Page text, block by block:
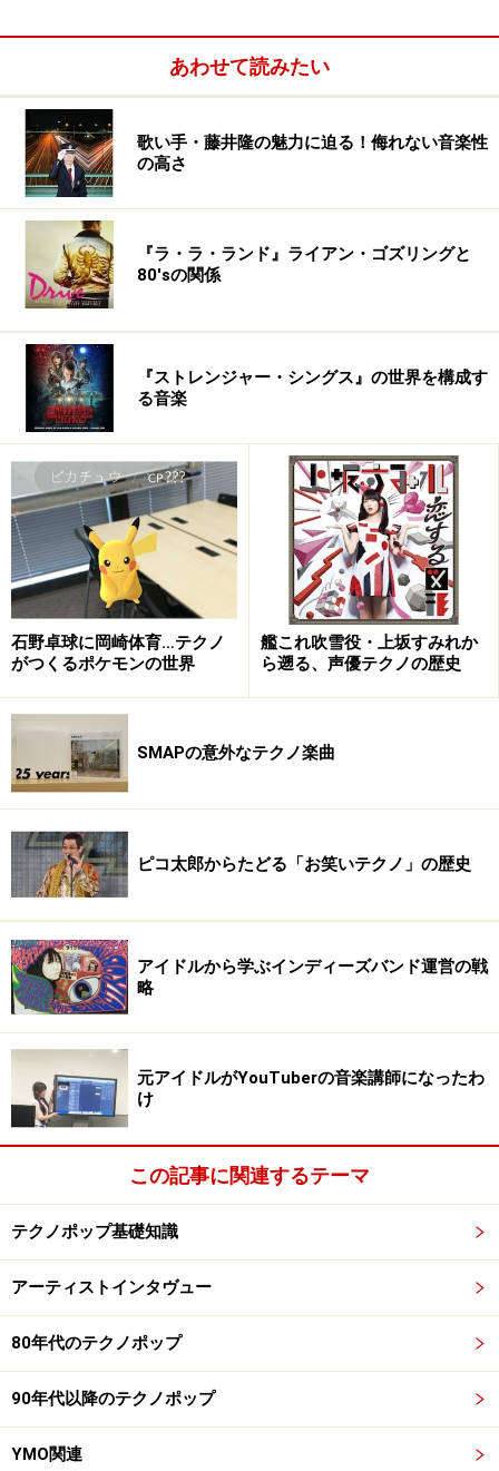
Secret Diary
01. Fighting For Life
02. The Energy Storm featuring Minitel Rose
03. When You Smile
04. Secret Diary
05. Desire
06. Gate Number 5
07. Something Wrong Tonight
08. Burning By The Stars
09. She Never Came Back featuring Electric Youth
10. I Think About It
11. The Golden Messenger
12. Fantasy Park featuring Anoraak
13. I Need A Better Engine
14. End Theme
Teenage Color（ジャケ）
CD2(Teenage Color EP):
03. My Secret Romance
04. The Drone
楽曲的には、80年代のアメリカ映画やTVドラマのサント
「Secret Diary」など重厚シンセ中心のインスト曲も多
く、「ナイトライダー」「マイアミ・ヴァイス」などが
イメージですね。デジタル配信のみですが、VALERIE軍
団や後述のKeenhouseなどによるリミックス曲集
『Secret Diary Remixed』も発売中です。
※記事内容は執筆時点のものです。最新の内容をご確認くださ
い。
1/3 次のページへ
あわせて読みたい
歌い手・藤井隆の魅力に迫る！侮れない音楽性
の高さ
『ラ・ラ・ランド』ライアン・ゴズリングと
80'sの関係
『ストレンジャー・シングス』の世界を構成す
る音楽
石野卓球に岡崎体育…テクノ
がつくるポケモンの世界
艦これ吹雪役・上坂すみれか
ら遡る、声優テクノの歴史
SMAPの意外なテクノ楽曲
ピコ太郎からたどる「お笑いテクノ」の歴史
アイドルから学ぶインディーズバンド運営の戦
略
元アイドルがYouTuberの音楽講師になったわ
け
この記事に関連するテーマ
テクノポップ基礎知識
アーティストインタヴュー
80年代のテクノポップ
90年代以降のテクノポップ
YMO関連